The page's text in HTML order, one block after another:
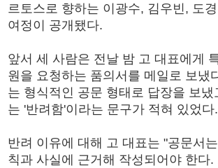
르토스로 향하는 이광수, 김우빈, 도
여정이 공개됐다.
앞서 세 사람은 전날 밤 고 대표에게
원을 요청하는 품의서를 메일로 보냈
는 형식적인 공문 형태로 답장을 보냈
는 '반려함'이라는 문구가 적혀 있었다.
반려 이유에 대해 고 대표는 "공문서
칙과 사실에 근거해 작성되어야 한다.